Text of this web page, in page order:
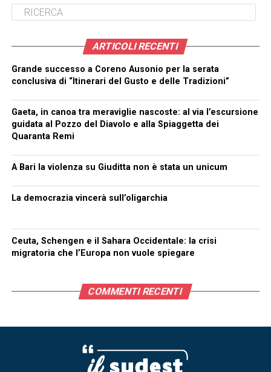
ARTICOLI RECENTI
Grande successo a Coreno Ausonio per la serata
conclusiva di “Itinerari del Gusto e delle Tradizioni”
Gaeta, in canoa tra meraviglie nascoste: al via l’escursione
guidata al Pozzo del Diavolo e alla Spiaggetta dei
Quaranta Remi
A Bari la violenza su Giuditta non è stata un unicum
La democrazia vincerà sull’oligarchia
Ceuta, Schengen e il Sahara Occidentale: la crisi
migratoria che l’Europa non vuole spiegare
COMMENTI RECENTI